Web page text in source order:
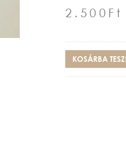
2.500 Ft
KOSÁRBA